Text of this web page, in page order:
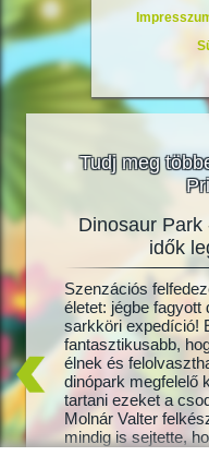
Tudj meg
Dinosaur
idők
Szenzációs
életet: jégbe
sarkköri expedíció!
fantasztikusabb,
élnek és
dinópark megfelelő
tartani ezeket a
Molnár Valter
mindig is sejtette,